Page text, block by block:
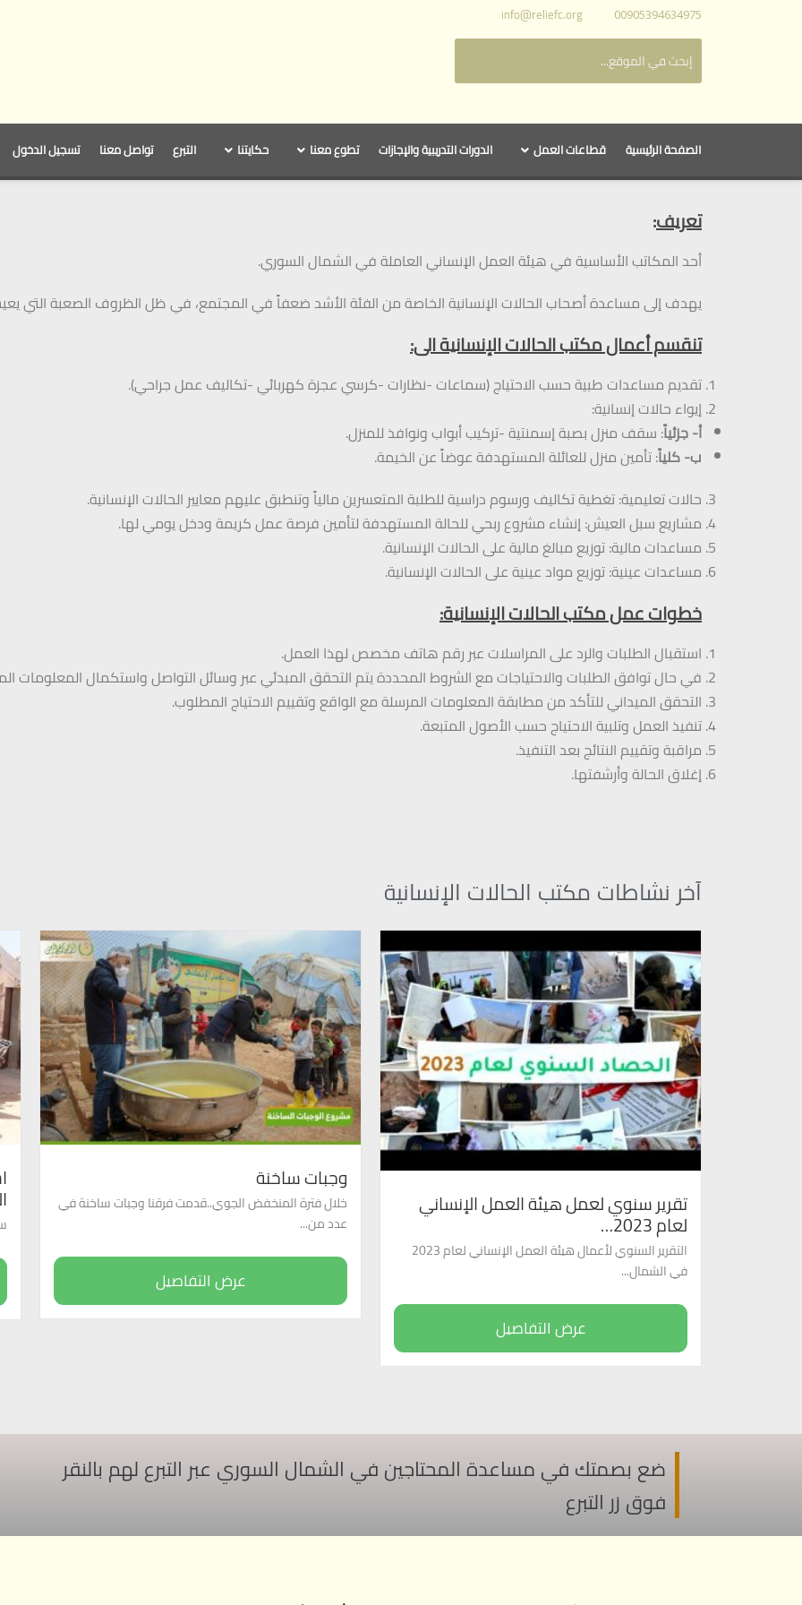
00905394634975
info@reliefc.org
الصفحة الرئيسية قطاعات العمل الدورات التدريبية والإجازات تطوع معنا حكايتنا التبرع تواصل معنا تسجيل الدخول
تعريف:
أحد المكاتب الأساسية في هيئة العمل الإنساني العاملة في الشمال السوري.
يهدف إلى مساعدة أصحاب الحالات الإنسانية الخاصة من الفئة الأشد ضعفاً في المجتمع، في ظل الظروف الصعبة التي
تنقسم أعمال مكتب الحالات الإنسانية الى:
تقديم مساعدات طبية حسب الاحتياج (سماعات -نظارات -كرسي عجزة كهربائي -تكاليف عمل جراحي).
إيواء حالات إنسانية:
أ‌-جزئياً: سقف منزل بصبة إسمنتية -تركيب أبواب ونوافذ للمنزل.
ب‌-كلياً: تأمين منزل للعائلة المستهدفة عوضاً عن الخيمة.
حالات تعليمية: تغطية تكاليف ورسوم دراسية للطلبة المتعسرين مالياً وتنطبق عليهم معايير الحالات الإنسانية.
مشاريع سبل العيش: إنشاء مشروع ربحي للحالة المستهدفة لتأمين فرصة عمل كريمة ودخل يومي لها.
مساعدات مالية: توزيع مبالغ مالية على الحالات الإنسانية.
مساعدات عينية: توزيع مواد عينية على الحالات الإنسانية.
خطوات عمل مكتب الحالات الإنسانية:
استقبال الطلبات والرد على المراسلات عبر رقم هاتف مخصص لهذا العمل.
في حال توافق الطلبات والاحتياجات مع الشروط المحددة يتم التحقق المبدئي عبر وسائل التواصل واستكمال المعلومات
التحقق الميداني للتأكد من مطابقة المعلومات المرسلة مع الواقع وتقييم الاحتياج المطلوب.
تنفيذ العمل وتلبية الاحتياج حسب الأصول المتبعة.
مراقبة وتقييم النتائج بعد التنفيذ.
إغلاق الحالة وأرشفتها.
آخر نشاطات مكتب الحالات الإنسانية
تقرير سنوي لعمل هيئة العمل الإنساني
لعام 2023…
التقرير السنوي لأعمال هيئة العمل الإنساني لعام 2023
في الشمال...
عرض التفاصيل
وجبات ساخنة
خلال فترة المنخفض الجوي..قدمت فرقنا وجبات ساخنة في
عدد من...
عرض التفاصيل
ضع بصمتك في مساعدة المحتاجين في الشمال السوري عبر التبرع لهم بالنقر
فوق زر التبرع